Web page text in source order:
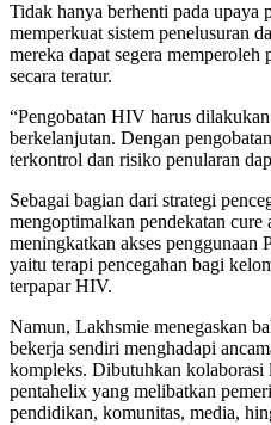
Tidak hanya berhenti pada upaya
memperkuat sistem penelusuran
mereka dapat segera
secara teratur.
“Pengobatan HIV harus
berkelanjutan. Dengan
terkontrol dan risiko penularan
Sebagai bagian dari strategi
mengoptimalkan pendekatan cure
meningkatkan akses penggunaan
yaitu terapi pencegahan bagi
terpapar HIV.
Namun, Lakhsmie menegaskan
bekerja sendiri menghadapi
kompleks. Dibutuhkan kolaborasi
pentahelix yang melibatkan
pendidikan, komunitas, media,